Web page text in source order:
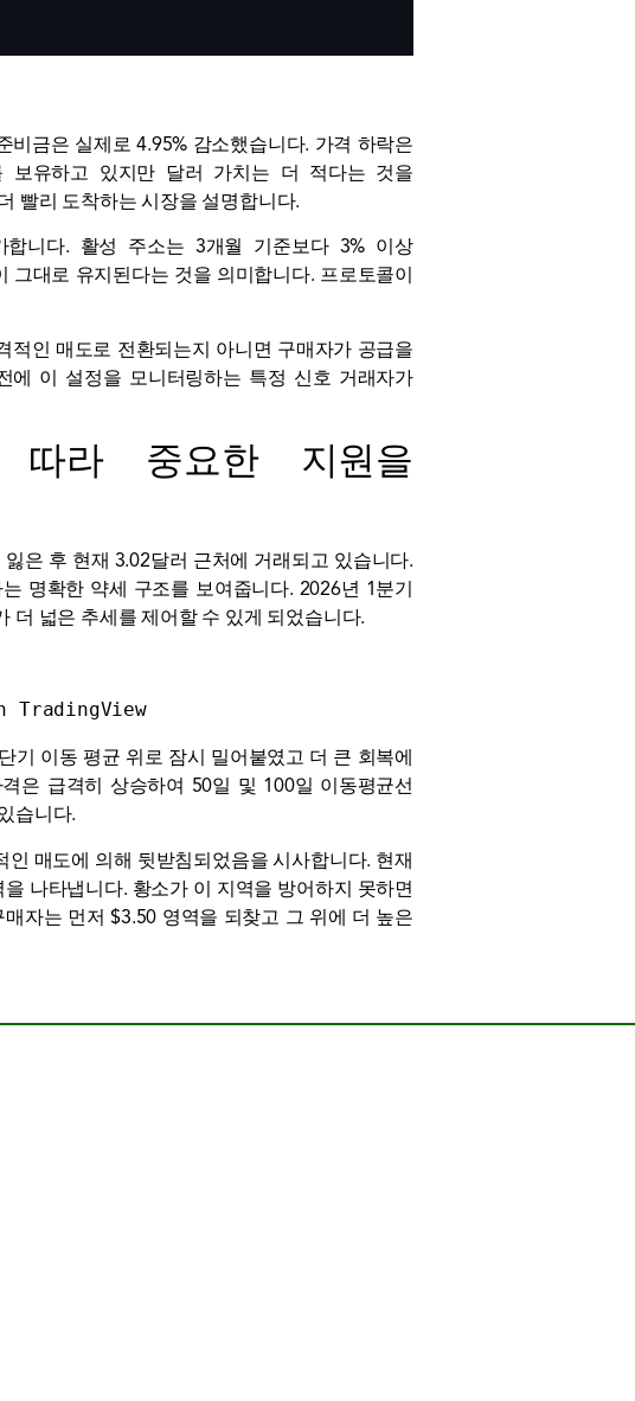
금은 실제로 4.95% 감소했습니다. 가격 하락은
보유하고 있지만 달러 가치는 더 적다는 것을
빨리 도착하는 시장을 설명합니다.
니다. 활성 주소는 3개월 기준보다 3% 이상
대로 유지된다는 것을 의미합니다. 프로토콜이
인 매도로 전환되는지 아니면 구매자가 공급을
에 이 설정을 모니터링하는 특정 신호 거래자가
라 중요한 지원을
은 후 현재 3.02달러 근처에 거래되고 있습니다.
명확한 약세 구조를 보여줍니다. 2026년 1분기
더 넓은 추세를 제어할 수 있게 되었습니다.
TradingView
기 이동 평균 위로 잠시 밀어붙였고 더 큰 회복에
은 급격히 상승하여 50일 및 100일 이동평균선
습니다.
매도에 의해 뒷받침되었음을 시사합니다. 현재
나타냅니다. 황소가 이 지역을 방어하지 못하면
자는 먼저 $3.50 영역을 되찾고 그 위에 더 높은